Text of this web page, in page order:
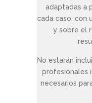
adaptadas a
cada caso, con
y sobre el
No estarán
profesionales
necesarios